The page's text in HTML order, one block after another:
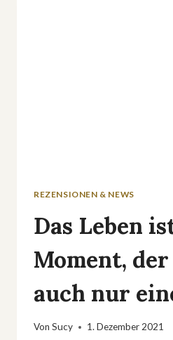
REZENSIONEN & NEWS
Das Leben
Moment,
auch nur
Von Sucy 1. Dezember 2021